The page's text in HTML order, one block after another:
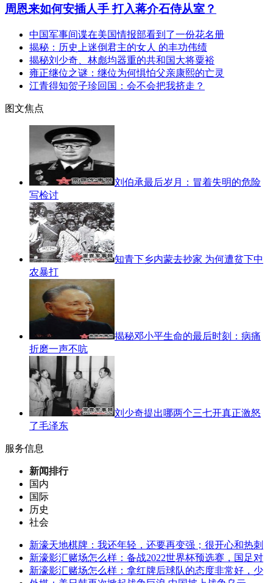
周恩来如何安插人手 打入蒋介石侍从室？
中国军事间谍在美国情报部看到了一份花名册
揭秘：历史上迷倒君主的女人 的丰功伟绩
揭秘刘少奇、林彪均器重的共和国大将粟裕
雍正继位之谜：继位为何惧怕父亲康熙的亡灵
江青得知贺子珍回国：会不会把我挤走？
图文焦点
刘伯承最后岁月：冒着失明的危险
写检讨
知青下乡内蒙去抄家 为何遭贫下中
农暴打
揭秘邓小平生命的最后时刻：病痛
折磨一声不吭
刘少奇提出哪两个三七开真正激怒
了毛泽东
服务信息
新闻排行
国内
国际
历史
社会
新濠天地棋牌：我还年轻，还要再变强；很开心和热刺
新濠影汇赌场怎么样：备战2022世界杯预选赛，国足对
新濠影汇赌场怎么样：拿红牌后球队的态度非常好，少